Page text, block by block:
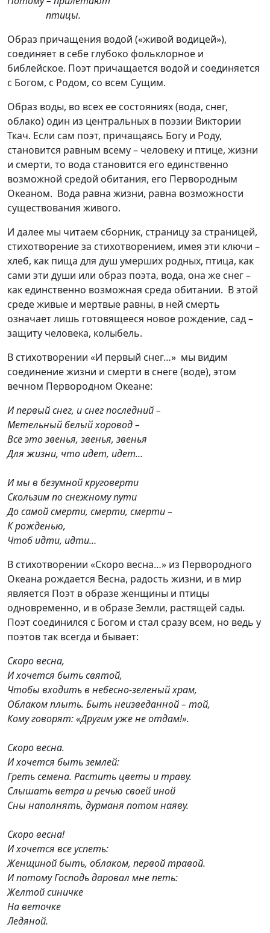
птицы.
Образ причащения водой («живой водицей»),
соединяет в себе глубоко фольклорное и
библейское. Поэт причащается водой и соединяется
с Богом, с Родом, со всем Сущим.
Образ воды, во всех ее состояниях (вода, снег,
облако) один из центральных в поэзии Виктории
Ткач. Если сам поэт, причащаясь Богу и Роду,
становится равным всему – человеку и птице, жизни
и смерти, то вода становится его единственно
возможной средой обитания, его Первородным
Океаном. Вода равна жизни, равна возможности
существования живого.
И далее мы читаем сборник, страницу за страницей,
стихотворение за стихотворением, имея эти ключи –
хлеб, как пища для душ умерших родных, птица, как
сами эти души или образ поэта, вода, она же снег –
как единственно возможная среда обитании. В этой
среде живые и мертвые равны, в ней смерть
означает лишь готовящееся новое рождение, сад –
защиту человека, колыбель.
В стихотворении «И первый снег…» мы видим
соединение жизни и смерти в снеге (воде), этом
вечном Первородном Океане:
И первый снег, и снег последний –
Метельный белый хоровод –
Все это звенья, звенья, звенья
Для жизни, что идет, идет…
И мы в безумной круговерти
Скользим по снежному пути
До самой смерти, смерти, смерти –
К рожденью,
Чтоб идти, идти…
В стихотворении «Скоро весна…» из Первородного
Океана рождается Весна, радость жизни, и в мир
является Поэт в образе женщины и птицы
одновременно, и в образе Земли, растящей сады.
Поэт соединился с Богом и стал сразу всем, но ведь у
поэтов так всегда и бывает:
Скоро весна,
И хочется быть святой,
Чтобы входить в небесно-зеленый храм,
Облаком плыть. Быть неизведанной – той,
Кому говорят: «Другим уже не отдам!».
Скоро весна.
И хочется быть землей:
Греть семена. Растить цветы и траву.
Слышать ветра и речью своей иной
Сны наполнять, дурманя потом наяву.
Скоро весна!
И хочется все успеть:
Женщиной быть, облаком, первой травой.
И потому Господь даровал мне петь:
Желтой синичке
На веточке
Ледяной.